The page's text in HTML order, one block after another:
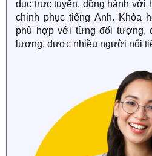
dục trực tuyến, đồng hành với
chinh phục tiếng Anh. Khóa
phù hợp với từng đối tượng,
lượng, được nhiều người nổi